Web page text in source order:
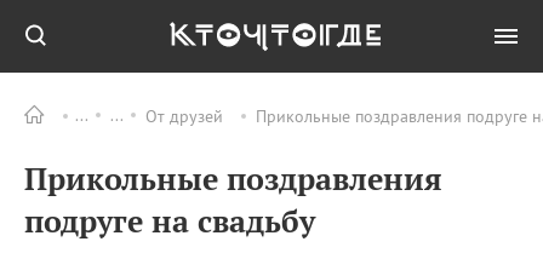
От друзей Прикольные поздравления подруге
Прикольные поздравления
подруге на свадьбу
ПРАЗДНИКИ Все
09.08 День памяти жертв
атомной
бомбардировки